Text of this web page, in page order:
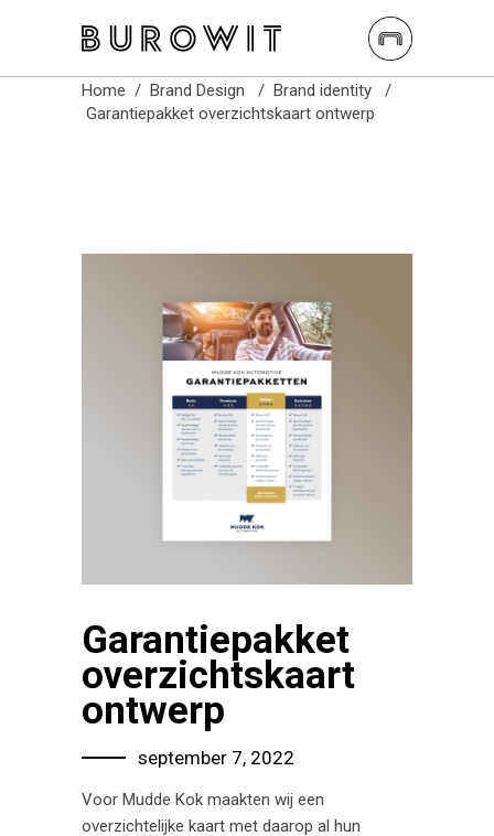
Home / Brand Design / Brand identity
/
Garantiepakket overzichtskaart ontwerp
Garantiepakket
overzichtskaart
ontwerp
september 7, 2022
Voor Mudde Kok maakten wij een
overzichtelijke kaart met daarop al hun